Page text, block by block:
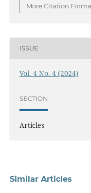
More Citation
ISSUE
Vol. 4 No. 4 (2024)
SECTION
Articles
Similar Articles